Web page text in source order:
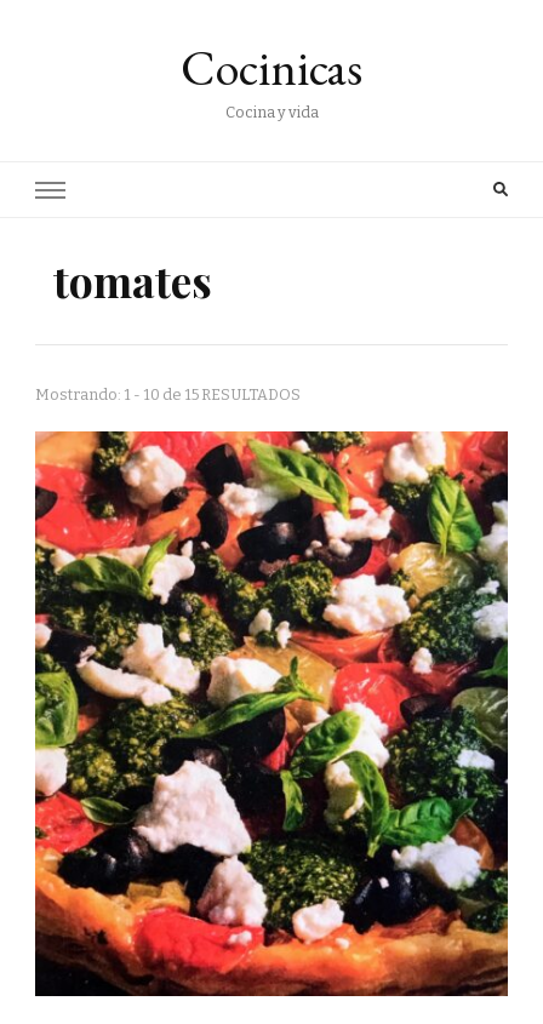
Cocinicas
Cocina y vida
tomates
Mostrando: 1 - 10 de 15 RESULTADOS